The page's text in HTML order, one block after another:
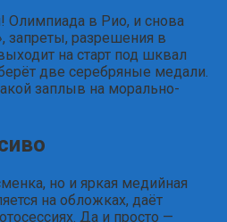
Олимпиада в Рио, и снова
запреты, разрешения в
на старт под шквал
две серебряные медали.
заплыв на морально-
но и яркая медийная
на обложках, даёт
Да и просто —